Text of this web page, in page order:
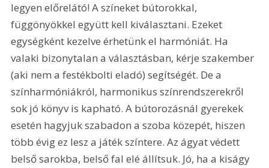
legyen előrelátó! A színeket bútorokkal,
függönyökkel együtt kell kiválasztani. Ezeket
egységként kezelve érhetünk el harmóniát. Ha
valaki bizonytalan a választásban, kérje szakember
(aki nem a festékbolti eladó) segítségét. De a
színharmóniákról, harmonikus színrendszerekről
sok jó könyv is kapható. A bútorozásnál gyerekek
esetén hagyjuk szabadon a szoba közepét, hiszen
több évig ez lesz a játék színtere. Az ágyat védett
belső sarokba, belső fal elé állítsuk. Jó, ha a kiságy